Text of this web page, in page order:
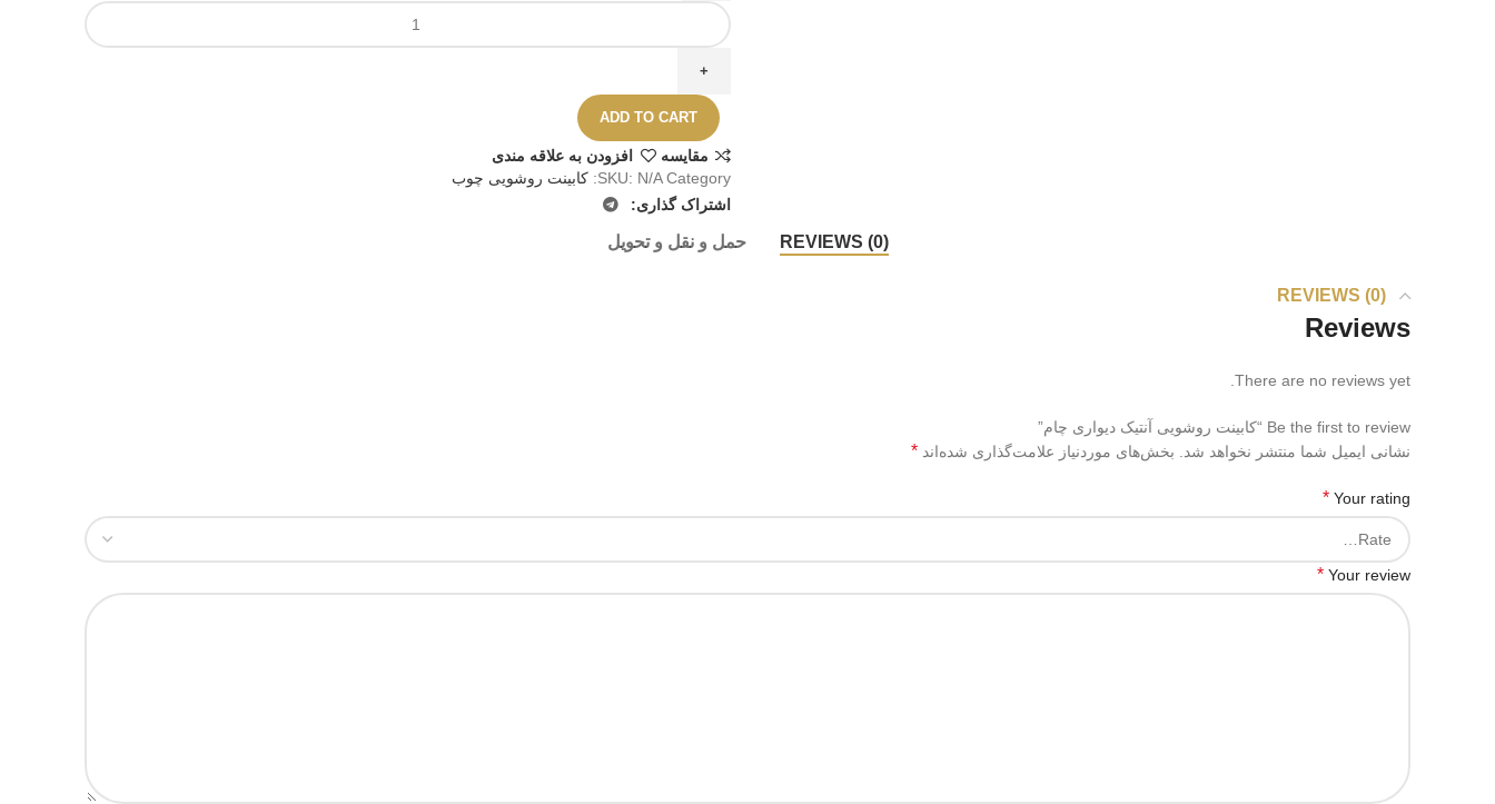
ADD TO CART
مقايسه
افزودن به علاقه مندی
SKU: N/ACategory:
کابینت روشویی چوب
اشتراک گذاری:
REVIEWS (0) حمل و نقل و تحویل
REVIEWS (0)
Reviews
There are no reviews yet.
Be the first to review “کابینت روشویی آنتیک دیواری چام”
نشانی ایمیل شما منتشر نخواهد شد. بخش‌های موردنیاز علامت‌گذاری شده‌اند *
Your rating
*
Your review
*